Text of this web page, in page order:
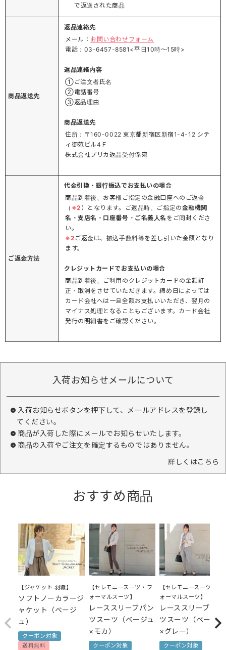
で返送された商品
商品返送先
返品連絡先
メール： お問い合わせフォーム
電話：03-6457-8581<平日10時～15時>
返品連絡内容
①ご注文者氏名
②電話番号
③返品理由
商品返送先
住所：〒160-0022 東京都新宿区新宿1-4-12 シテ
ィ御苑ビル4Ｆ
株式会社プリカ返品受付係宛
ご返金方法
代金引換・銀行振込でお支払いの場合
商品到着後、お客様ご指定の金融口座へのご返金
（ ※2 ）となります。ご返品時、ご指定の金融機関
名・支店名・口座番号・ご名義人名 をご同封くださ
い。
※2 ご返金は、振込手数料等を差し引いた金額となり
ます。
クレジットカードでお支払いの場合
商品到着後、ご利用のクレジットカードの金額訂
正・取消をさせていただきます。締め日によっては
カード会社へは一旦全額お支払いいただき、翌月の
マイナス処理となることもございます。カード会社
発行の明細書をご確認ください。
入荷お知らせメールについて
入荷お知らせボタンを押下して、メールアドレスを登録し
てください。
商品が入荷した際にメールでお知らせいたします。
商品の入荷やご注文を確定するものではありません。
詳しくはこちら
おすすめ商品
【ジャケット 羽織】
ソフトノーカラージ
ャケット（ベージ
ュ）
クーポン対象
送料無料
【セレモニースーツ・フ
ォーマルスーツ】
レーススリーブパン
ツスーツ（ベージュ
×モカ）
クーポン対象
【セレモニースーツ・フ
ォーマルスーツ】
レーススリーブパン
ツスーツ（ベージュ
×グレー）
クーポン対象